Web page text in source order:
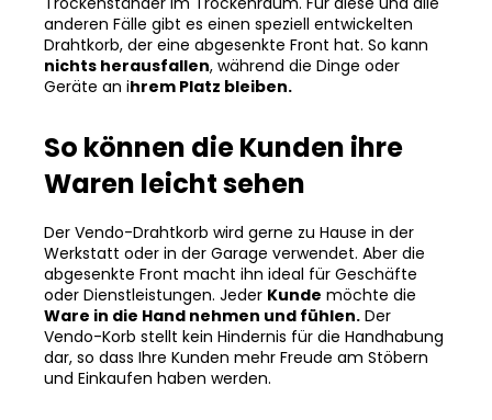
anderen Fälle gibt es einen speziell entwickelten
Drahtkorb, der eine abgesenkte Front hat. So kann
nichts herausfallen, während die Dinge oder
Geräte an ihrem Platz bleiben.
So können die Kunden ihre
Waren leicht sehen
Der Vendo-Drahtkorb wird gerne zu Hause in der
Werkstatt oder in der Garage verwendet. Aber die
abgesenkte Front macht ihn ideal für Geschäfte
oder Dienstleistungen. Jeder Kunde möchte die
Ware in die Hand nehmen und fühlen. Der
Vendo-Korb stellt kein Hindernis für die Handhabung
dar, so dass Ihre Kunden mehr Freude am Stöbern
und Einkaufen haben werden.